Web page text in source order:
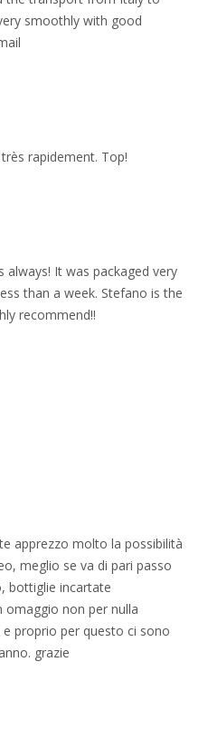
smoothly with good
rapidement. Top!
It was packaged very
than a week. Stefano is the
recommend!!
apprezzo molto la possibilità
meglio se va di pari passo
bottiglie incartate
omaggio non per nulla
proprio per questo ci sono
grazie